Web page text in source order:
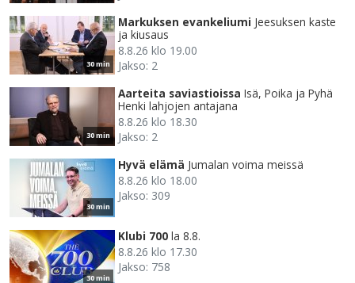
30 min
Markuksen evankeliumi Jeesuksen kaste
ja kiusaus
8.8.26 klo 19.00
Jakso: 2
30 min
Aarteita saviastioissa Isä, Poika ja Pyhä
Henki lahjojen antajana
8.8.26 klo 18.30
Jakso: 2
30 min
Hyvä elämä Jumalan voima meissä
8.8.26 klo 18.00
Jakso: 309
30 min
Klubi 700 la 8.8.
8.8.26 klo 17.30
Jakso: 758